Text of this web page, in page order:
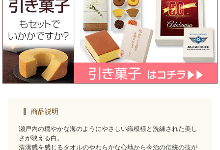
商品説明
瀬戸内の穏やかな海のようにやさしい織模様と洗練された美し
さが映える白。
清潔感を感じるタオルのやわらかな心地から今治の伝統の技が